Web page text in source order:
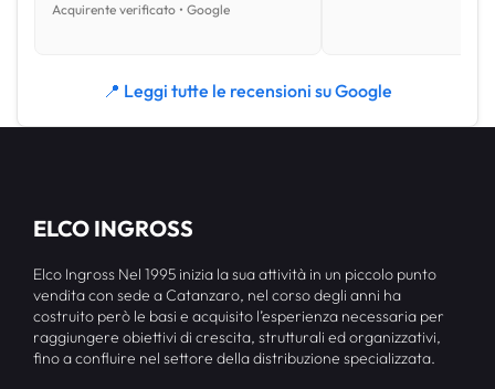
Acquirente verificato • Google
📍 Leggi tutte le recensioni su Google
ELCO INGROSS
Elco Ingross Nel 1995 inizia la sua attività in un piccolo punto
vendita con sede a Catanzaro, nel corso degli anni ha
costruito però le basi e acquisito l’esperienza necessaria per
raggiungere obiettivi di crescita, strutturali ed organizzativi,
fino a confluire nel settore della distribuzione specializzata.